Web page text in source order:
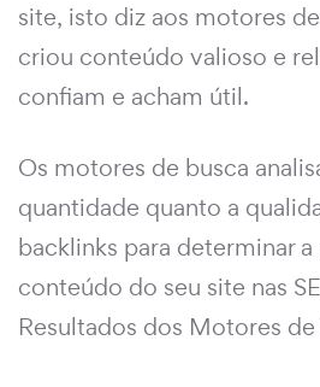
site, isto diz aos motores
criou conteúdo valioso e
confiam e acham útil.
Os motores de busca
quantidade quanto a
backlinks para determinar
conteúdo do seu site nas
Resultados dos Motores de